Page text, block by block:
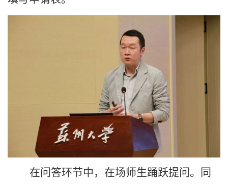
在问答环节中，在场师生踊跃提问。同